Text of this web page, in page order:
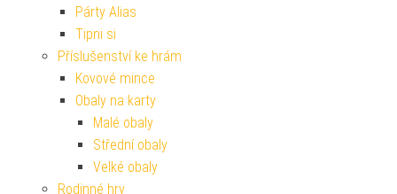
Párty Alias
Tipni si
Příslušenství ke hrám
Kovové mince
Obaly na karty
Malé obaly
Střední obaly
Velké obaly
Rodinné hry